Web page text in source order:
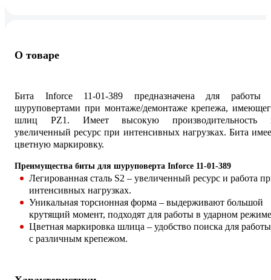
О товаре
Бита Inforce 11-01-389 предназначена для работы
шуруповертами при монтаже/демонтаже крепежа,
шлиц PZ1. Имеет высокую производительность
увеличенный ресурс при интенсивных нагрузках. Бита
цветную маркировку.
Преимущества биты для шуруповерта Inforce 11-01-389
Легированная сталь S2 – увеличенный ресурс и работа
интенсивных нагрузках.
Уникальная торсионная форма – выдерживают большой
крутящий момент, подходят для работы в ударном
Цветная маркировка шлица – удобство поиска для работы
с различным крепежом.